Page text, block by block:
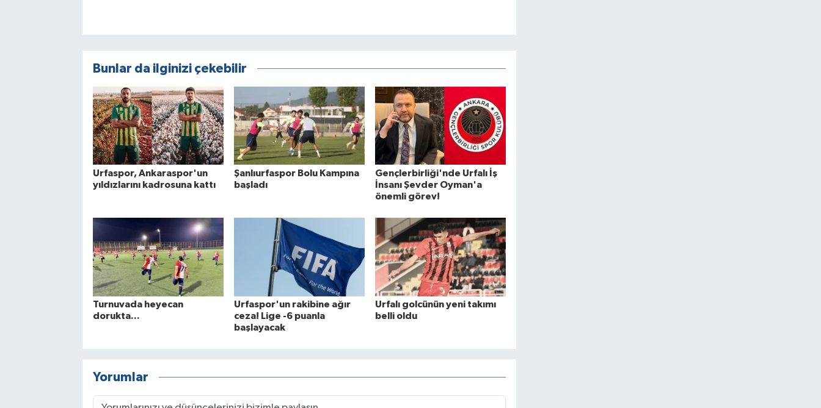
Bunlar da ilginizi çekebilir
Urfaspor, Ankaraspor'un
yıldızlarını kadrosuna kattı
Şanlıurfaspor Bolu Kampına
başladı
Gençlerbirliği'nde Urfalı İş
İnsanı Şevder Oyman'a
önemli görev!
Turnuvada heyecan
dorukta...
Urfaspor'un rakibine ağır
ceza! Lige -6 puanla
başlayacak
Urfalı golcünün yeni takımı
belli oldu
Yorumlar